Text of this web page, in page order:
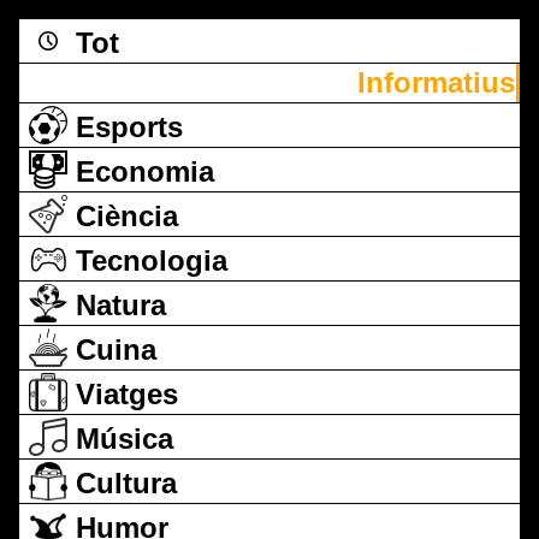
Tot
Informatius
Esports
Economia
Ciència
Tecnologia
Natura
Cuina
Viatges
Música
Cultura
Humor